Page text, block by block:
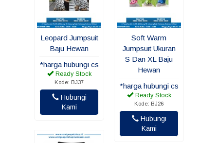
Leopard Jumpsuit
Baju Hewan
*harga hubungi cs
Ready Stock
Kode: BJ37
Hubungi
Kami
Soft Warm
Jumpsuit Ukuran
S Dan XL Baju
Hewan
*harga hubungi cs
Ready Stock
Kode: BJ26
Hubungi
Kami